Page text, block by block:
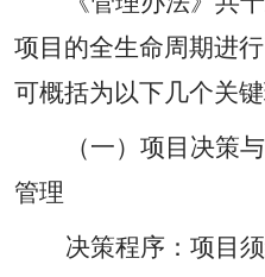
项目的全生命周期进
可概括为以下几个关
（一）项目决策
管理
决策程序：项目